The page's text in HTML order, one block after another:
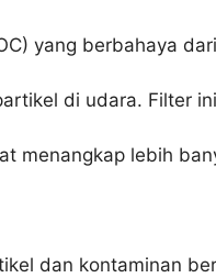
yang berbahaya
di udara. Filter
menangkap lebih
dan kontaminan